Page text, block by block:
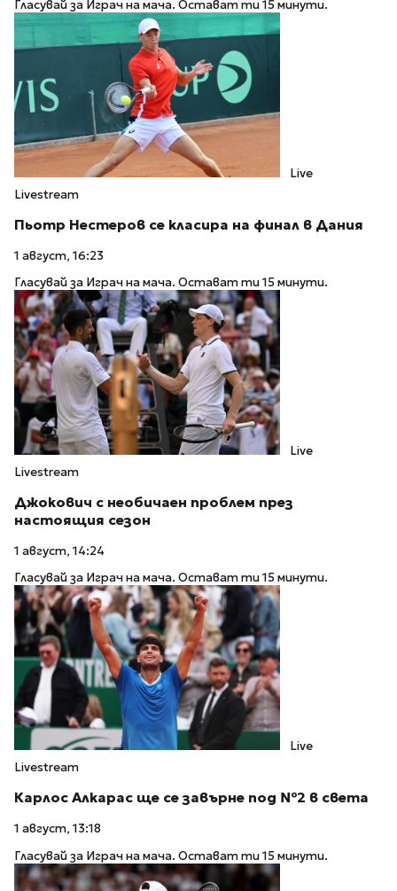
Гласувай за Играч на мача. Остават ти 15 минути.
Live
Livestream
Пьотр Нестеров се класира на финал в Дания
1 август, 16:23
Гласувай за Играч на мача. Остават ти 15 минути.
Live
Livestream
Джокович с необичаен проблем през
настоящия сезон
1 август, 14:24
Гласувай за Играч на мача. Остават ти 15 минути.
Live
Livestream
Карлос Алкарас ще се завърне под №2 в света
1 август, 13:18
Гласувай за Играч на мача. Остават ти 15 минути.